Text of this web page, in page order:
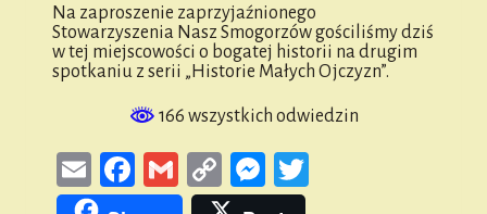
Na zaproszenie zaprzyjaźnionego
Stowarzyszenia Nasz Smogorzów gościliśmy dziś
w tej miejscowości o bogatej historii na drugim
spotkaniu z serii „Historie Małych Ojczyzn”.
166 wszystkich odwiedzin
EmailFacebook
GmailCopy
Link
Messenger